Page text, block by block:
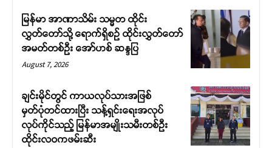
မြန်မာ အာဏာသိမ်း သမ္မတ ထိုင်း
လွှတ်တော်သို့ ရောက်ရှိစဉ် ထိုင်းလွှတ်တော်
အမတ်တစ်ဦး အော်ဟစ် ဆန္ဒပြ
August 7, 2026
ချင်းမိုင်တွင် ကာယလုပ်သားအဖြစ်
မှတ်ပုံတင်ထားပြီး သန့်ရှင်းရေးအလုပ်
လုပ်ကိုင်သည့် မြန်မာအမျိုးသမီးတစ်ဦး
ထိုင်းလဝကဖမ်းဆီး